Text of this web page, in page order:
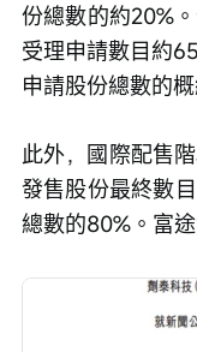
份總數的約20%
受理申請數目約
申請股份總數的
此外，國際配售
發售股份最終數
總數的80%。富